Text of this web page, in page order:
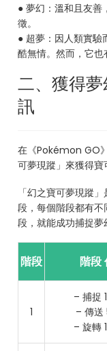
● 夢幻：溫和且友善
徵。
● 超夢：因人類實驗
酷無情。然而，它也
二、獲得
訊
在《Pokémon GO
可夢現蹤」來獲得寶
「幻之寶可夢現蹤
段，每個階段都有
段，就能成功捕捉夢
階段 階段
1
– 捕捉
– 傳送
– 旋轉